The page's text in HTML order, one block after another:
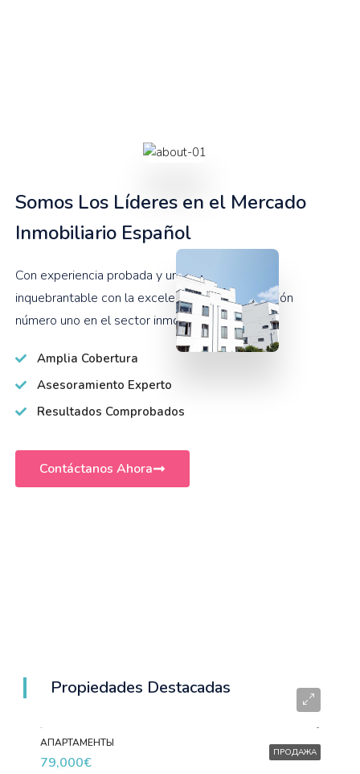
Somos Los Líderes en el Mercado
Inmobiliario Español
Con experiencia probada y un compromiso
inquebrantable con la excelencia, somos la opción
número uno en el sector inmobiliario español.
Amplia Cobertura
Asesoramiento Experto
Resultados Comprobados
Contáctanos Ahora
Propiedades Destacadas
ПРОДАЖА
АПАРТАМЕНТЫ
79,000€